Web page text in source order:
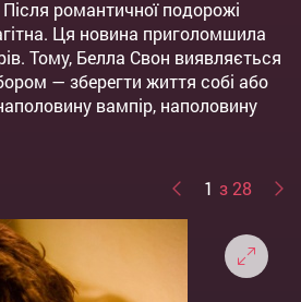
романтичної подорожі
Ця новина приголомшила
Тому, Белла Свон виявляється
— зберегти життя собі або
вампір, наполовину
1 з 28